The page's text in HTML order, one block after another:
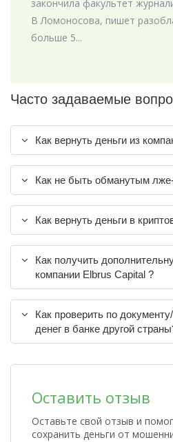
закончила факультет
В Ломоносова, пишет
больше 5...
Часто задаваемые
Как вернуть деньги из
Как не быть обманутым
Как вернуть деньги в
Как получить
компании Elbrus Capital ?
Как проверить по
денег в банке другой
Оставить отзыв
Оставьте свой отзыв и
сохранить деньги от